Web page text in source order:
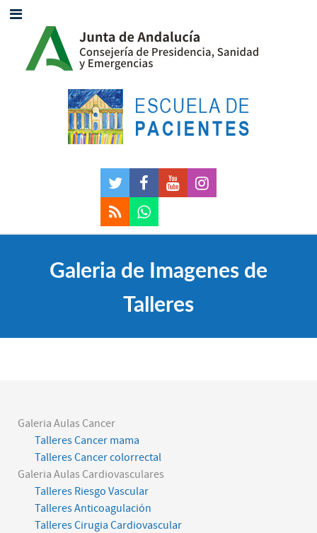
Galeria de Imagenes de
Talleres
Galeria Aulas Cancer
Talleres Cancer mama
Talleres Cancer colorrectal
Galeria Aulas Cardiovasculares
Talleres Riesgo Vascular
Talleres Anticoagulación
Talleres Cirugia Cardiovascular